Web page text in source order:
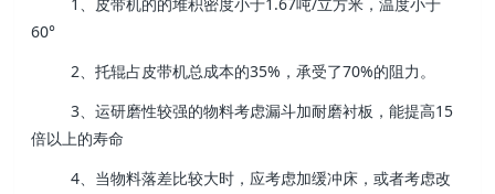
60°
2、托辊占皮带机总成本的35%，承受了70%的阻力。
3、运研磨性较强的物料考虑漏斗加耐磨衬板，能提高15
倍以上的寿命
4、当物料落差比较大时，应考虑加缓冲床，或者考虑改